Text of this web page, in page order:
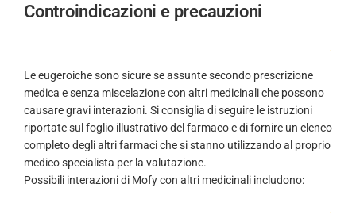
Controindicazioni e precauzioni
.
Le eugeroiche sono sicure se assunte secondo prescrizione
medica e senza miscelazione con altri medicinali che possono
causare gravi interazioni. Si consiglia di seguire le istruzioni
riportate sul foglio illustrativo del farmaco e di fornire un elenco
completo degli altri farmaci che si stanno utilizzando al proprio
medico specialista per la valutazione.
Possibili interazioni di Mofy con altri medicinali includono:
.